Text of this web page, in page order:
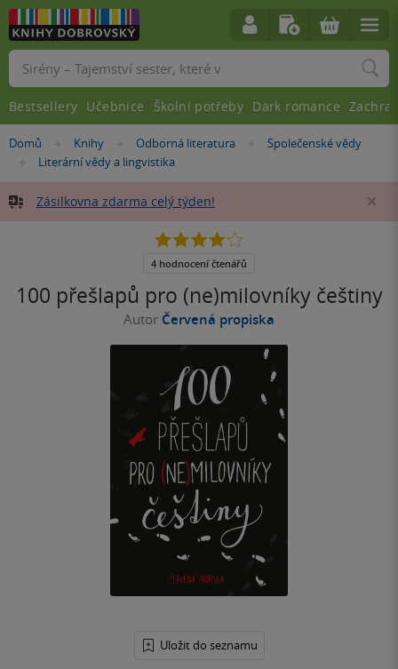
Nacházíte
Domů »Knihy »Odborná literatura »
Společenské vědy
»
Literární vědy a lingvistika
Zásilkovna zdarma celý týden!
100 přešlapů pro (ne)milovníky češtiny
Autor Červená propiska
Uložit do seznamu
4.0
5
4 hodnocení čtenářů
Vyhledávání
Bestsellery Učebnice Školní potřeby Dark romance